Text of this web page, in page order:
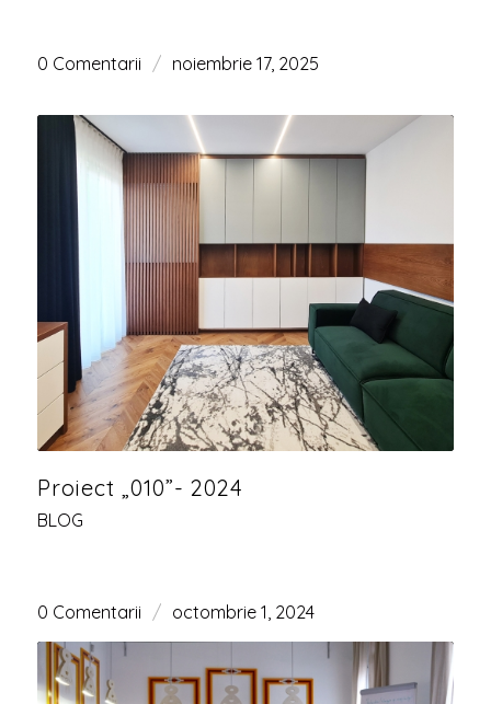
0 Comentarii / noiembrie 17, 2025
Proiect „010”- 2024
BLOG
0 Comentarii / octombrie 1, 2024